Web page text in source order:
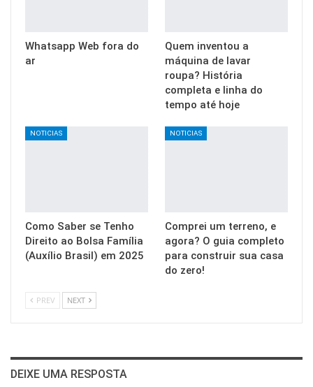
Whatsapp Web fora do
ar
Quem inventou a
máquina de lavar
roupa? História
completa e linha do
tempo até hoje
NOTICIAS
Como Saber se Tenho
Direito ao Bolsa Família
(Auxílio Brasil) em 2025
NOTICIAS
Comprei um terreno, e
agora? O guia completo
para construir sua casa
do zero!
PREV NEXT
DEIXE UMA RESPOSTA